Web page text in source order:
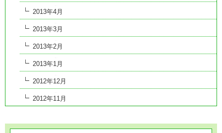
2013年4月
2013年3月
2013年2月
2013年1月
2012年12月
2012年11月